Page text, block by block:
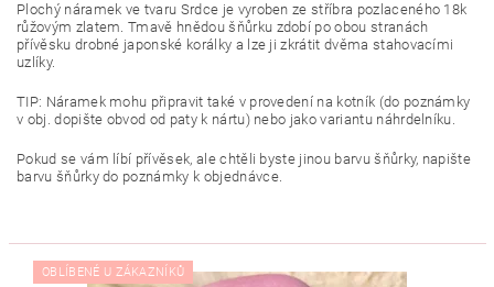
Plochý náramek ve tvaru Srdce je vyroben ze stříbra pozlaceného 18k
růžovým zlatem. Tmavě hnědou šňůrku zdobí po obou stranách
přívěsku drobné japonské korálky a lze ji zkrátit dvěma stahovacími
uzlíky.
TIP: Náramek mohu připravit také v provedení na kotník (do poznámky
v obj. dopište obvod od paty k nártu) nebo jako variantu náhrdelníku.
Pokud se vám líbí přívěsek, ale chtěli byste jinou barvu šňůrky, napište
barvu šňůrky do poznámky k objednávce.
OBLÍBENÉ U ZÁKAZNÍKŮ